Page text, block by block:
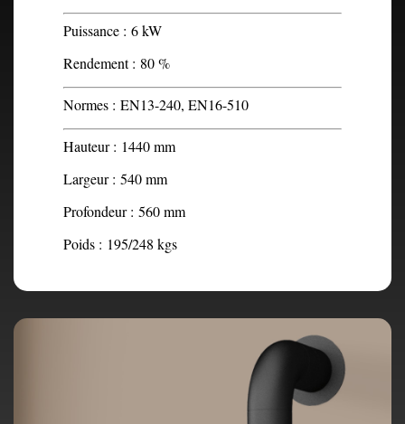
Puissance : 6 kW
Rendement : 80 %
Normes : EN13-240, EN16-510
Hauteur : 1440 mm
Largeur : 540 mm
Profondeur : 560 mm
Poids : 195/248 kgs